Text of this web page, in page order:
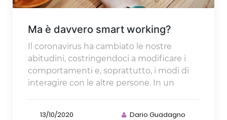
Ma è davvero smart working?
Il coronavirus ha cambiato le nostre
abitudini, costringendoci a modificare i
comportamenti e, soprattutto, i modi di
interagire con le altre persone. In un
13/10/2020 Dario Guadagno